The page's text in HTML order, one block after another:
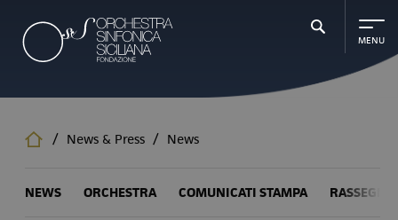
contenuto
principale
/ News & Press / News
NEWS ORCHESTRA COMUNICATI STAMPA